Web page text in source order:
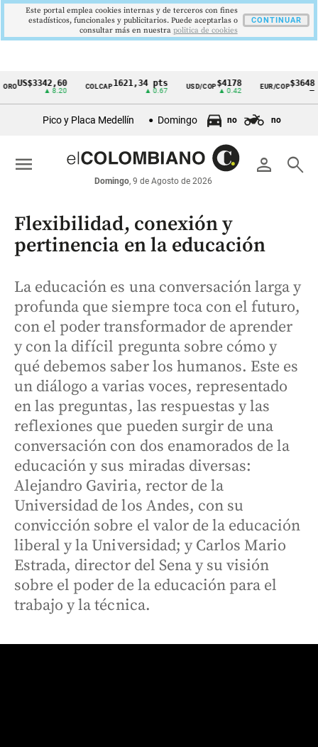
Cintillo
económicos
Colombia
US$3342,60
▲ 8.20
COLCAP1621,34 pts
▲ 0.67
USD/COP$4178
▲ 0.42
EUR/COP$3648
Pico y Placa Medellín Domingo no no
person search
Domingo, 9 de Agosto de 2026
menu
Flexibilidad, conexión y
pertinencia en la educación
La educación es una conversación larga y
profunda que siempre toca con el futuro,
con el poder transformador de aprender
y con la difícil pregunta sobre cómo y
qué debemos saber los humanos. Este es
un diálogo a varias voces, representado
en las preguntas, las respuestas y las
reflexiones que pueden surgir de una
conversación con dos enamorados de la
educación y sus miradas diversas:
Alejandro Gaviria, rector de la
Universidad de los Andes, con su
convicción sobre el valor de la educación
liberal y la Universidad; y Carlos Mario
Estrada, director del Sena y su visión
sobre el poder de la educación para el
trabajo y la técnica.
Este portal emplea cookies internas y de terceros con fines
estadísticos, funcionales y publicitarios. Puede aceptarlas o
consultar más en nuestra politica de cookies
CONTINUAR